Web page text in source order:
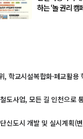
하는 ‘놀 권리 캠
, 학교시설복합화·폐교활용
도사업, 모든 길 인천으로
신도시 개발 및 실시계획(